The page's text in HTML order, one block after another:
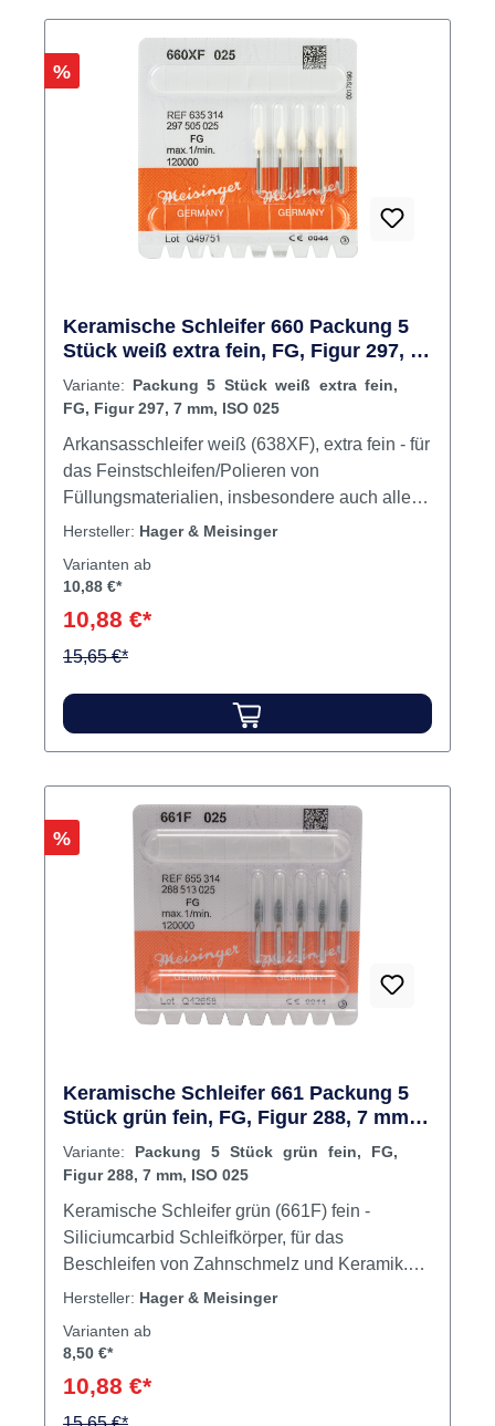
Füllungsbearbeitung Inhalt Schleifer
Rabatt
%
Keramische Schleifer 660 Packung 5
Stück weiß extra fein, FG, Figur 297, 7
mm, ISO 025
Variante: Packung 5 Stück weiß extra fein,
FG, Figur 297, 7 mm, ISO 025
Arkansasschleifer weiß (638XF), extra fein - für
das Feinstschleifen/Polieren von
Füllungsmaterialien, insbesondere auch aller
Komposite. Signifikante Reduzierung des
Hersteller: Hager & Meisinger
Varianten ab
10,88 €*
10,88 €*
15,65 €*
Rabatt
%
Keramische Schleifer 661 Packung 5
Stück grün fein, FG, Figur 288, 7 mm,
ISO 025
Variante: Packung 5 Stück grün fein, FG,
Figur 288, 7 mm, ISO 025
Keramische Schleifer grün (661F) fein -
Siliciumcarbid Schleifkörper, für das
Beschleifen von Zahnschmelz und Keramik.
Indikationen: Prophylaxe, Füllungsbearbeitung
Siliciumcarbid Schleifkörper, für das
Füllungsbearbeitung Arkansasschleifer weiß
Hersteller: Hager & Meisinger
Varianten ab
8,50 €*
10,88 €*